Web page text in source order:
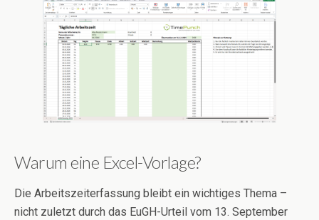
Warum eine Excel-Vorlage?
Die Arbeitszeiterfassung bleibt ein wichtiges Thema –
nicht zuletzt durch das EuGH-Urteil vom 13. September